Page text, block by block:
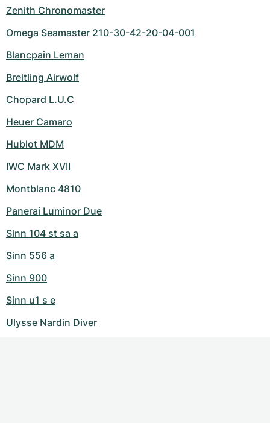
Zenith Chronomaster
Omega Seamaster 210-30-42-20-04-001
Blancpain Leman
Breitling Airwolf
Chopard L.U.C
Heuer Camaro
Hublot MDM
IWC Mark XVII
Montblanc 4810
Panerai Luminor Due
Sinn 104 st sa a
Sinn 556 a
Sinn 900
Sinn u1 s e
Ulysse Nardin Diver